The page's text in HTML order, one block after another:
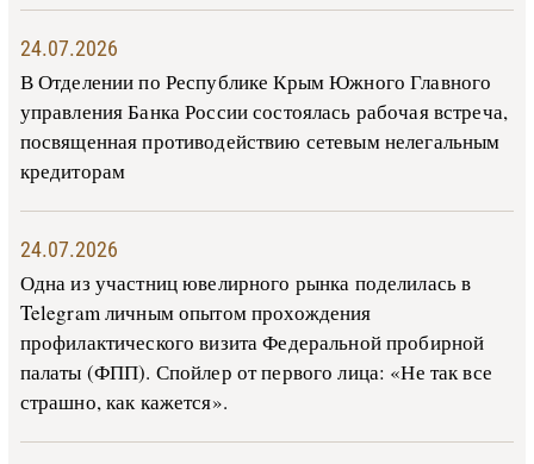
24.07.2026
В Отделении по Республике Крым Южного Главного
управления Банка России состоялась рабочая встреча,
посвященная противодействию сетевым нелегальным
кредиторам
24.07.2026
Одна из участниц ювелирного рынка поделилась в
Telegram личным опытом прохождения
профилактического визита Федеральной пробирной
палаты (ФПП). Спойлер от первого лица: «Не так все
страшно, как кажется».